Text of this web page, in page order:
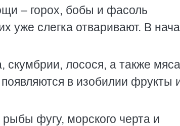
– горох, бобы и фасоль
уже слегка отваривают. В
лосося, а также
в изобилии фрукты
фугу, морского черта и